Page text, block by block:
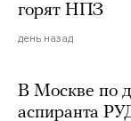
горят НПЗ
день назад
В Москве по
аспиранта